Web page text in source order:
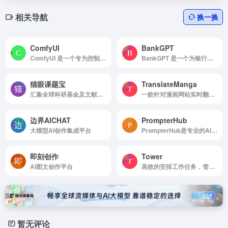
相关导航 换一换
ComfyUI
ComfyUI 是一个专为控制与创意设计的工具，旨在通过节点式工作流和可视化界面，让用户能够灵活地构建和调整 AI 工作流。
BankGPT
BankGPT 是一个为银行和企业打造的 AI 平台，自动化处理财务文档——高效提取、生成和分析对账单、发票和收据。
猫眼课题宝
汇集全球科研基金及文献数据，提供智能选题服务，并从项目查询分析、文献探索、线上线下课程教学、前沿课题资讯等多维度提供选题依据，助力课题申报。
TranslateManga
一款针对漫画网站实时翻译和进度追踪的浏览器插件，另外网站还经常更新漫画相关介绍资源；
边界AICHAT
大模型AI创作集成平台
PrompterHub
PrompterHub是专业的AI提示词管理平台，提供ChatGPT、Claude等AI工具的提示词模板，支持创建、管理、分享优质prompt，提升AI使用效率。
即刻创作
AI图文创作平台
Tower
高效的安排工作任务，管理项目进度，沉淀团队知识
暂无评论